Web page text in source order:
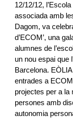
12/12/12,
associada amb
Dagom, va
d’ECOM’, una
alumnes de
un nou espai que
Barcelona.
entrades a
projectes per a la
persones amb
autonomia